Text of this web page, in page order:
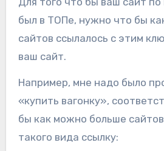
был в ТОПе, нужно что бы
сайтов ссылалось с этим
ваш сайт.
Например, мне надо было
«купить вагонку»,
бы как можно больше
такого вида ссылку: